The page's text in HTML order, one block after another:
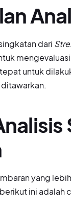
dari
untuk
yang
ini adalah